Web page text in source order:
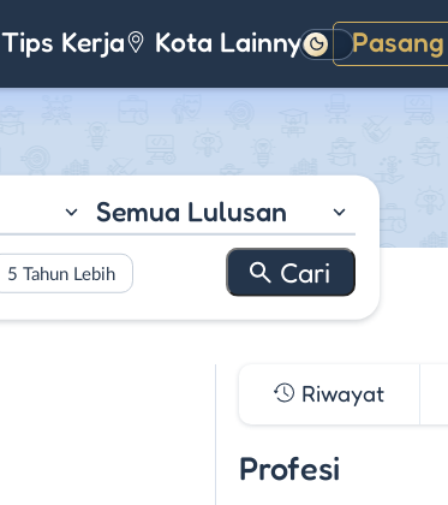
Tips Kerja Kota LainnyaGelap
Semua Lulusan
5 Tahun Lebih
Riwayat
Profesi